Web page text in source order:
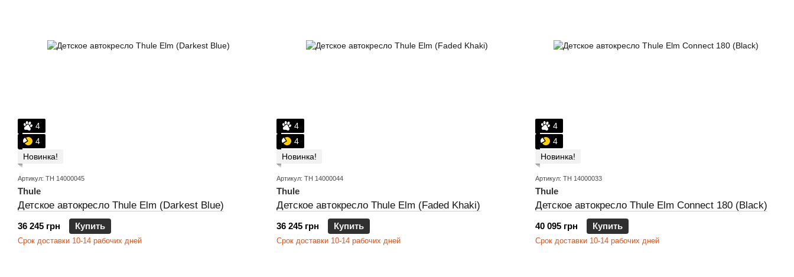
4
4
Новинка!
Артикул: TH 14000045
Thule
Детское автокресло Thule Elm (Darkest Blue)
36 245 грн Купить
Срок доставки 10-14 рабочих дней
4
4
Новинка!
Артикул: TH 14000044
Thule
Детское автокресло Thule Elm (Faded Khaki)
36 245 грн Купить
Срок доставки 10-14 рабочих дней
4
4
Новинка!
Артикул: TH 14000033
Thule
Детское автокресло Thule Elm Connect 180 (Black)
40 095 грн Купить
Срок доставки 10-14 рабочих дней